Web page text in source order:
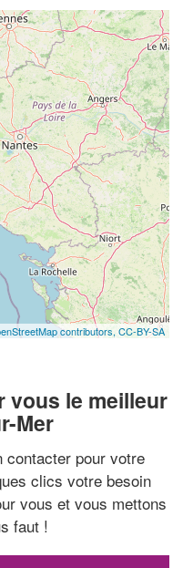
contributors, CC-BY-SA
vous le meilleur
Mer
contacter pour votre
clics votre besoin
vous et vous mettons
faut !